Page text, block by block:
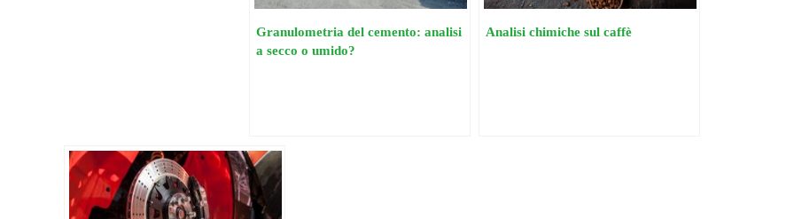
Granulometria del cemento: analisi
a secco o umido?
Analisi chimiche sul caffè